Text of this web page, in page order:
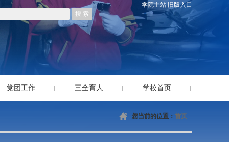
学院主站 旧版入口
党团工作 三全育人 学校首页
您当前的位置： 首页